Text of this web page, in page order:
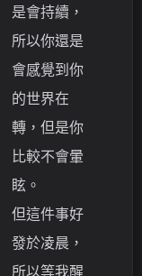
是會持續，
所以你還是
會感覺到你
的世界在
轉，但是你
比較不會暈
眩。
但這件事好
發於凌晨，
所以等我醒